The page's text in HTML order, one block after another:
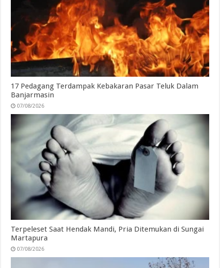
17 Pedagang Terdampak Kebakaran Pasar Teluk Dalam
Banjarmasin
07/08/2026
Terpeleset Saat Hendak Mandi, Pria Ditemukan di Sungai
Martapura
07/08/2026